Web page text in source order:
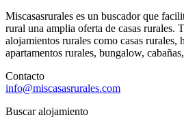
Miscasasrurales es un buscador que
rural una amplia oferta de casas rurales.
alojamientos rurales como casas rurales,
apartamentos rurales, bungalow,
Contacto
info@miscasasrurales.com
Buscar alojamiento